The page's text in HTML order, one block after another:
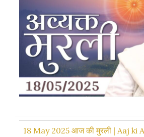
18 May 2025 आज की मुरली | Aaj ki